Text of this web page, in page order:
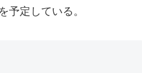
予定している。